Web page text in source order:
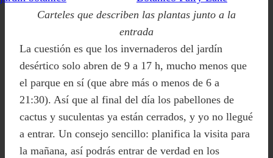
Carteles que describen las plantas junto a la
entrada
La cuestión es que los invernaderos del jardín
desértico solo abren de 9 a 17 h, mucho menos que
el parque en sí (que abre más o menos de 6 a
21:30). Así que al final del día los pabellones de
cactus y suculentas ya están cerrados, y yo no llegué
a entrar. Un consejo sencillo: planifica la visita para
la mañana, así podrás entrar de verdad en los